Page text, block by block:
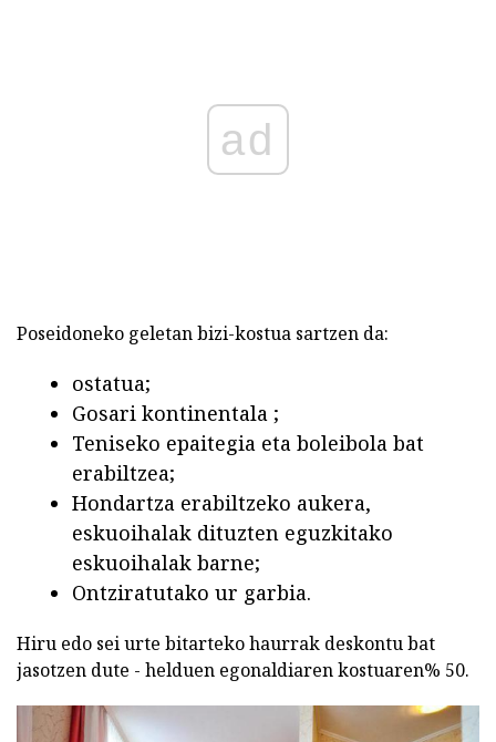
ad
Poseidoneko geletan bizi-kostua sartzen da:
ostatua;
Gosari kontinentala ;
Teniseko epaitegia eta boleibola bat
erabiltzea;
Hondartza erabiltzeko aukera,
eskuoihalak dituzten eguzkitako
eskuoihalak barne;
Ontziratutako ur garbia.
Hiru edo sei urte bitarteko haurrak deskontu bat
jasotzen dute - helduen egonaldiaren kostuaren% 50.